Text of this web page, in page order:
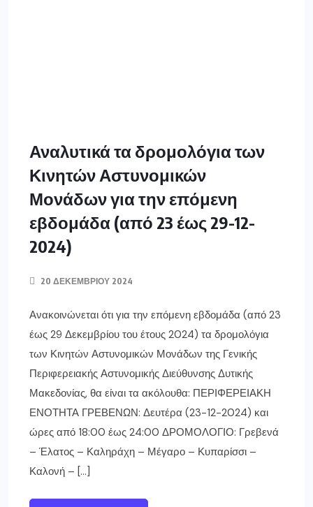
Αναλυτικά τα δρομολόγια των
Κινητών Αστυνομικών
Μονάδων για την επόμενη
εβδομάδα (από 23 έως 29-12-
2024)
20 ΔΕΚΕΜΒΡΊΟΥ 2024
Ανακοινώνεται ότι για την επόμενη εβδομάδα (από 23
έως 29 Δεκεμβρίου του έτους 2024) τα δρομολόγια
των Κινητών Αστυνομικών Μονάδων της Γενικής
Περιφερειακής Αστυνομικής Διεύθυνσης Δυτικής
Μακεδονίας, θα είναι τα ακόλουθα: ΠΕΡΙΦΕΡΕΙΑΚΗ
ΕΝΟΤΗΤΑ ΓΡΕΒΕΝΩΝ: Δευτέρα (23-12-2024) και
ώρες από 18:00 έως 24:00 ΔΡΟΜΟΛΟΓΙΟ: Γρεβενά
– Έλατος – Καληράχη – Μέγαρο – Κυπαρίσσι –
Καλονή – […]